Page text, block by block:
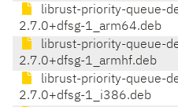
librust-priority-queue-
2.7.0+dfsg-1_arm64.deb
librust-priority-queue-
2.7.0+dfsg-1_armhf.deb
librust-priority-queue-
2.7.0+dfsg-1_i386.deb